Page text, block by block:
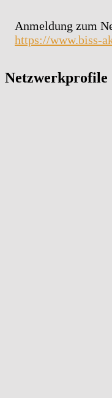
Anmeldung zum
https://www.biss-
Netzwerkprofile